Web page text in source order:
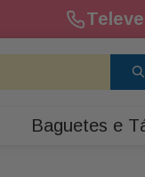
Baguetes e